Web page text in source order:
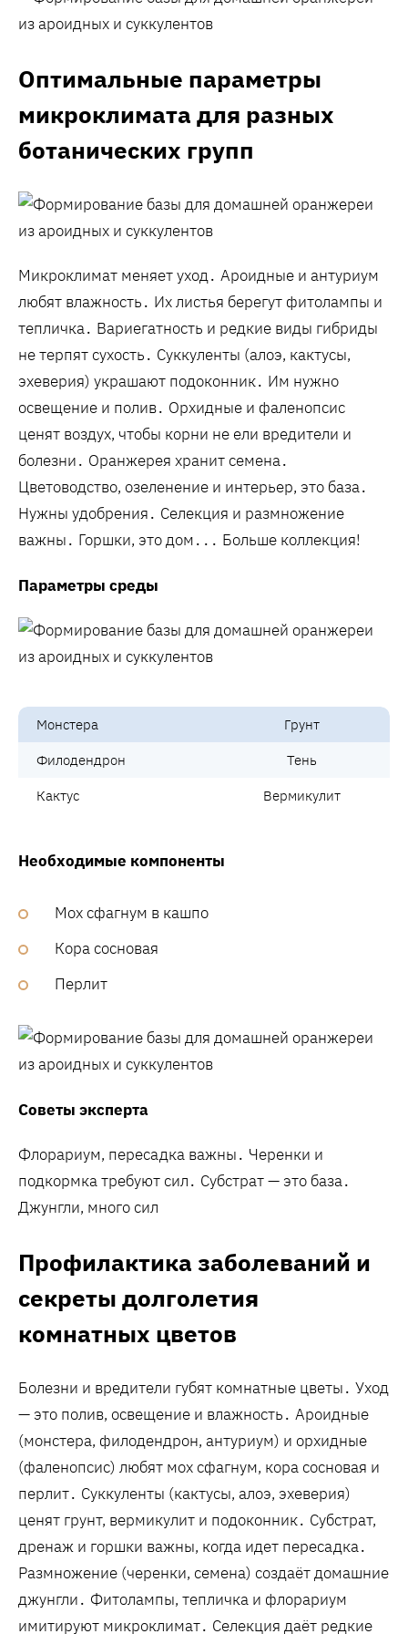
Оптимальные параметры
микроклимата для разных
ботанических групп
Микроклимат меняет уход․ Ароидные и антуриум
любят влажность․ Их листья берегут фитолампы и
тепличка․ Вариегатность и редкие виды гибриды
не терпят сухость․ Суккуленты (алоэ‚ кактусы‚
эхеверия) украшают подоконник․ Им нужно
освещение и полив․ Орхидные и фаленопсис
ценят воздух‚ чтобы корни не ели вредители и
болезни․ Оранжерея хранит семена․
Цветоводство‚ озеленение и интерьер, это база․
Нужны удобрения․ Селекция и размножение
важны․ Горшки, это дом․․․ Больше коллекция!
Параметры среды
Монстера Грунт
Филодендрон Тень
Кактус Вермикулит
Необходимые компоненты
Мох сфагнум в кашпо
Кора сосновая
Перлит
Советы эксперта
Флорариум‚ пересадка важны․ Черенки и
подкормка требуют сил․ Субстрат — это база․
Джунгли‚ много сил
Профилактика заболеваний и
секреты долголетия
комнатных цветов
Болезни и вредители губят комнатные цветы․ Уход
— это полив‚ освещение и влажность․ Ароидные
(монстера‚ филодендрон‚ антуриум) и орхидные
(фаленопсис) любят мох сфагнум‚ кора сосновая и
перлит․ Суккуленты (кактусы‚ алоэ‚ эхеверия)
ценят грунт‚ вермикулит и подоконник․ Субстрат‚
дренаж и горшки важны‚ когда идет пересадка․
Размножение (черенки‚ семена) создаёт домашние
джунгли․ Фитолампы‚ тепличка и флорариум
имитируют микроклимат․ Селекция даёт редкие